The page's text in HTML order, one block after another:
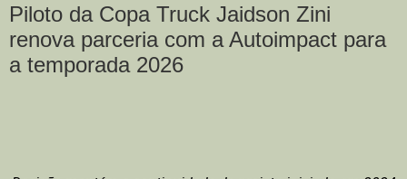
Piloto da Copa Truck Jaidson Zini
renova parceria com a Autoimpact para
a temporada 2026